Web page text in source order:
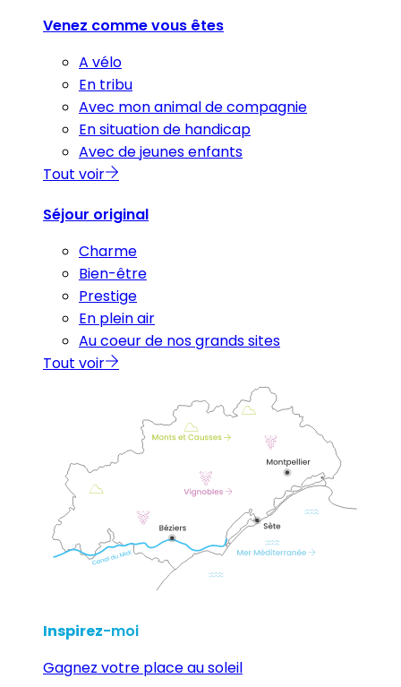
Venez comme vous êtes
A vélo
En tribu
Avec mon animal de compagnie
En situation de handicap
Avec de jeunes enfants
Tout voir
Séjour original
Charme
Bien-être
Prestige
En plein air
Au coeur de nos grands sites
Tout voir
Inspirez-moi
Gagnez votre place au soleil